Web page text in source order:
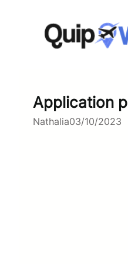
Application
Nathalia03/10/2023